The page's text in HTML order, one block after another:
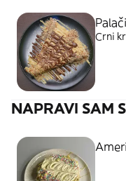
Crni
NAPRAVI SAM